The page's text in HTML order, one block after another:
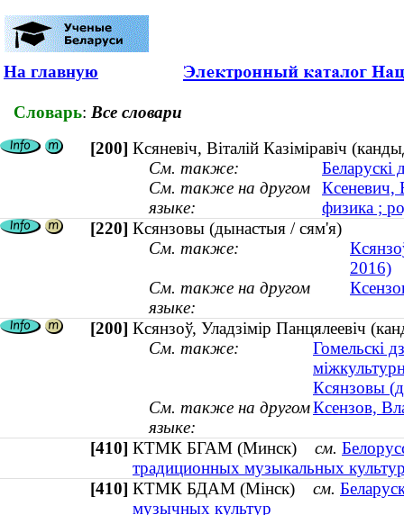
На главную
Словарь: Все словари
[200] Ксяневiч, Вiталiй Казiмiравiч
См. также:
Беларускі
См. также на другом
языке:
Ксеневич,
физика ;
[220] Ксянзовы (дынастыя / сям'я)
См. также:
2016)
См. также на другом
языке:
[200] Ксянзоў, Уладзімір Панцялеевіч
См. также:
Гомельскі
Ксянзовы
См. также на другом
языке:
Ксензов,
[410] КТМК БГАМ (Минск) см.
традиционных музыкальных
[410] КТМК БДАМ (Мінск) см.
музычных культур